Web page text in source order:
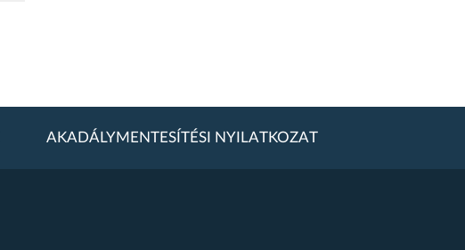
AKADÁLYMENTESÍTÉSI NYILATKOZAT